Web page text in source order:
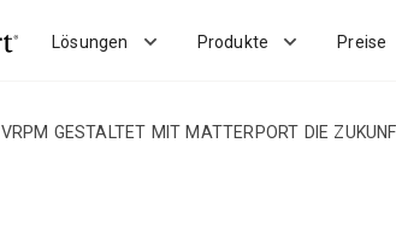
Lösungen Produkte Preise
VRPM GESTALTET MIT MATTERPORT DIE